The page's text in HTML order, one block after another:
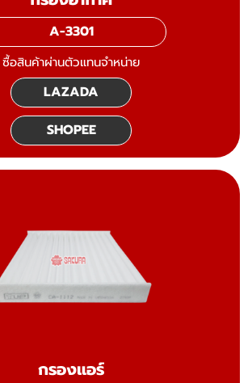
A-3301
ซื้อสินค้าผ่านตัวแทนจำหน่าย
LAZADA
SHOPEE
กรองแอร์